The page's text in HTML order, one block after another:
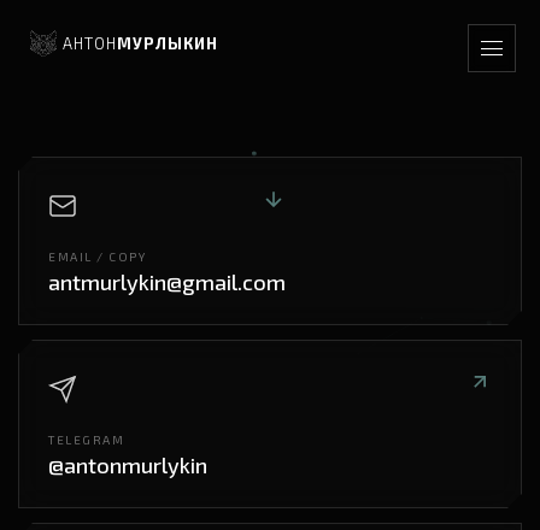
АНТОНМУРЛЫКИН
EMAIL / COPY
antmurlykin@gmail.com
TELEGRAM
@antonmurlykin